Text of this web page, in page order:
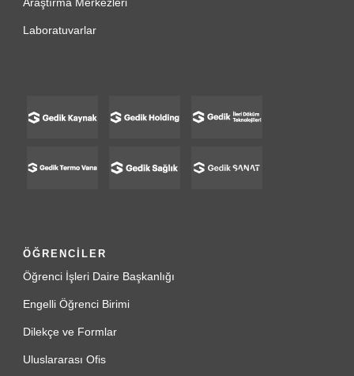
Laboratuvarlar
ÖĞRENCİLER
Öğrenci İşleri Daire Başkanlığı
Engelli Öğrenci Birimi
Dilekçe ve Formlar
Uluslararası Ofis